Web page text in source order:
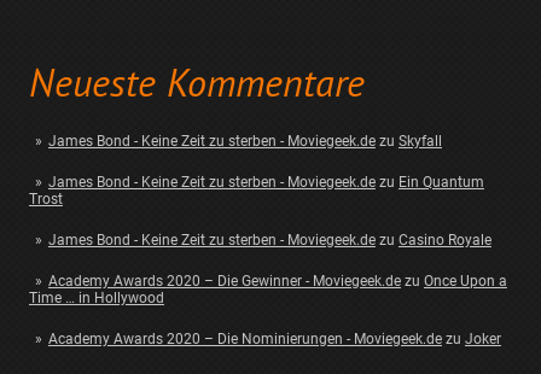
Neueste Kommentare
James Bond - Keine Zeit zu sterben - Moviegeek.dezu Skyfall
James Bond - Keine Zeit zu sterben - Moviegeek.dezu Ein Quantum
Trost
James Bond - Keine Zeit zu sterben - Moviegeek.dezu Casino Royale
Academy Awards 2020 – Die Gewinner - Moviegeek.dezu Once Upon a
Time … in Hollywood
Academy Awards 2020 – Die Nominierungen - Moviegeek.dezu Joker